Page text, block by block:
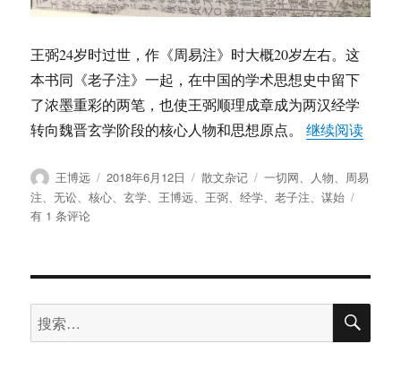
王弼24岁时过世，作《周易注》时大概20岁左右。这
本书同《老子注》一起，在中国的学术思想史中留下
了浓墨重彩的两笔，也使王弼顺理成章成为两汉经学
转向魏晋玄学阶段的核心人物和思想原点。继续阅读“王
作
者
王博远
发
布
2018年6月12日
分
类
散文杂记
标
签
一切网 人物
周易
注、无讼、核心、玄学、 王博远、 王弼、经学、老子注、谋始
弼
经
学
转
有 1 条评论
搜
索：
搜